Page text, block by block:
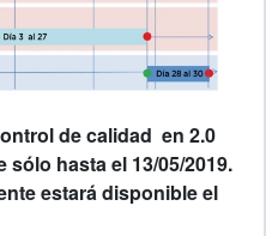
de calidad en 2.0
hasta el 13/05/2019.
estará disponible el